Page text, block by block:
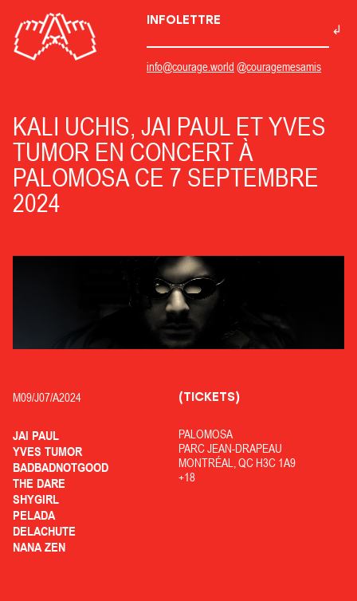
INFOLETTRE
info@courage.world @couragemesamis
KALI UCHIS, JAI PAUL ET YVES
TUMOR EN CONCERT À
PALOMOSA CE 7 SEPTEMBRE
2024
M09/J07/A2024
JAI PAUL
YVES TUMOR
BADBADNOTGOOD
THE DARE
SHYGIRL
PELADA
DELACHUTE
NANA ZEN
PALOMOSA
PARC JEAN-DRAPEAU
MONTRÉAL, QC H3C 1A9
+18
(TICKETS)